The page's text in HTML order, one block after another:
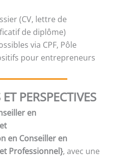
(CV, lettre de
de diplôme)
via CPF, Pôle
pour entrepreneurs
PERSPECTIVES
en
en Conseiller en
Professionnel}, avec une